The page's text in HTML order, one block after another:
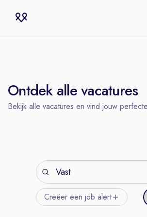
Ontdek alle vacatures
Bekijk alle vacatures en vind jouw
Creëer een job alert